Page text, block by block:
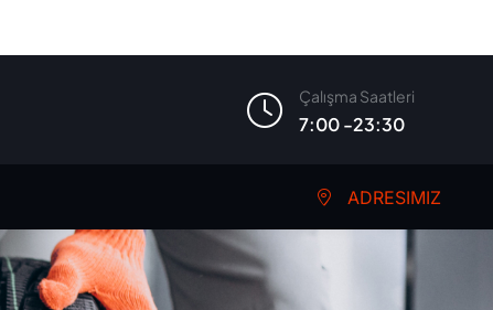
Çalışma Saatleri
7:00 -23:30
ADRESIMIZ